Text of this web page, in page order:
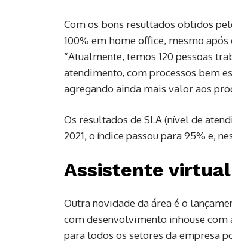
Com os bons resultados obtidos
100% em home office, mesmo
“Atualmente, temos 120 pessoas
atendimento, com processos bem
agregando ainda mais valor aos
Os resultados de SLA (nível de
2021, o índice passou para 95% e,
Assistente
Outra novidade da área é o
com desenvolvimento inhouse com
para todos os setores da empresa